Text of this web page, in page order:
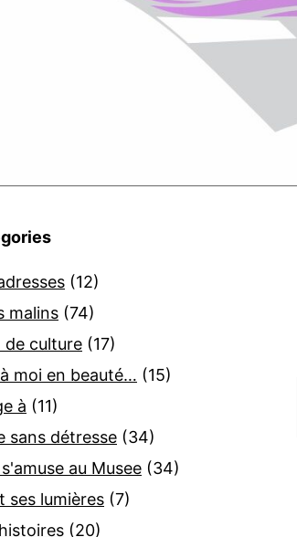
(12)
malins (74)
de culture (17)
moi en beauté… (15)
à (11)
sans détresse (34)
au Musee (34)
ses lumières (7)
(20)